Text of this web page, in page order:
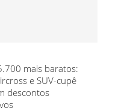
mais baratos:
e SUV-cupê
descontos